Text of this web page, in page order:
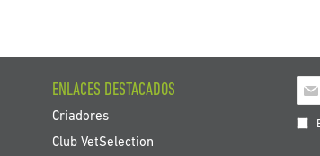
a
ENLACES DESTACADOS
Criadores
Club VetSelection